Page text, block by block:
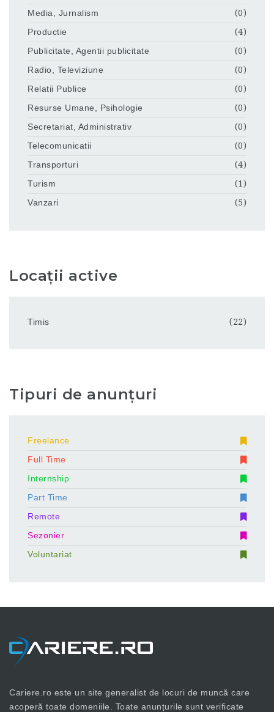
Media, Jurnalism
(0)
Productie
(4)
Publicitate, Agentii publicitate
(0)
Radio, Televiziune
(0)
Relatii Publice
(0)
Resurse Umane, Psihologie
(0)
Secretariat, Administrativ
(0)
Telecomunicatii
(0)
Transporturi
(4)
Turism
(1)
Vanzari
(5)
Locații active
Timis (22)
Tipuri de anunțuri
Freelance
Full Time
Internship
Part Time
Remote
Sezonier
Voluntariat
Cariere.ro este un site generalist de locuri de muncă care
acoperă toate domeniile. Toate anunțurile sunt verificate